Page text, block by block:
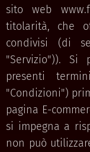
sito web
titolarità, che
condivisi (di
"Servizio")). Si
presenti
"Condizioni")
pagina E-
si impegna a
non può